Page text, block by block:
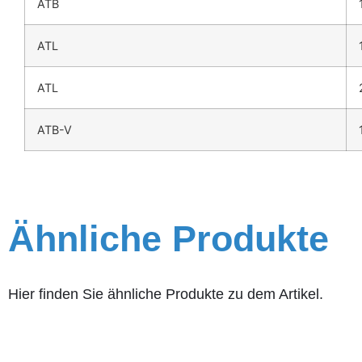
ATB
ATL
ATL
ATB-V
Ähnliche Produkte
Hier finden Sie ähnliche Produkte zu dem Artikel.